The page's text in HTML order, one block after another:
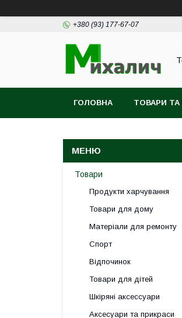
+380 (93) 177-67-07
ГОЛОВНА ТОВАРИ ТА
Товари
Продукти харчування
Товари для дому
Матеріали для ремонту
Спорт
Відпочинок
Товари для дітей
Шкіряні аксессуари
Аксесуари та прикраси